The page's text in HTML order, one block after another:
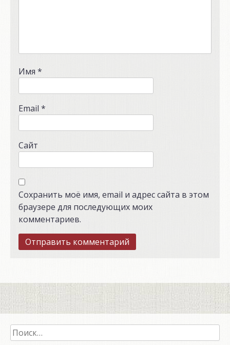
Имя *
Email *
Сайт
Сохранить моё имя, email и адрес сайта в этом
браузере для последующих моих
комментариев.
Найти: